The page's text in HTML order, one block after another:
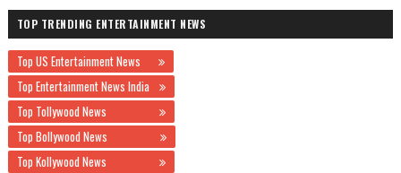
TOP TRENDING ENTERTAINMENT NEWS
Top US Entertainment News
Top Entertainment News India
Top Tollywood News
Top Bollywood News
Top Kollywood News